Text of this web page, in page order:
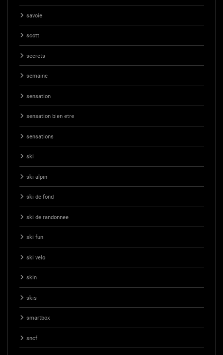
savoie
scott
secrets
semaine
sensation
sensation bien etre
sensations
ski
ski alpin
ski de fond
ski de randonnee
ski fun
ski velo
skin
skis
smartbox
sncf